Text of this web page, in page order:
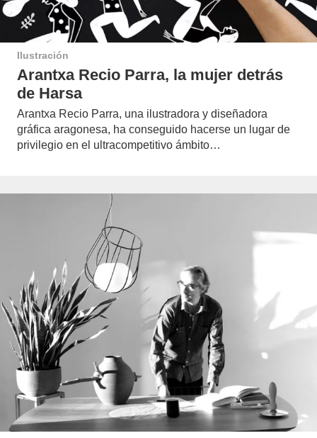
Ilustración
Arantxa Recio Parra, la mujer detrás
de Harsa
Arantxa Recio Parra, una ilustradora y diseñadora
gráfica aragonesa, ha conseguido hacerse un lugar de
privilegio en el ultracompetitivo ámbito…